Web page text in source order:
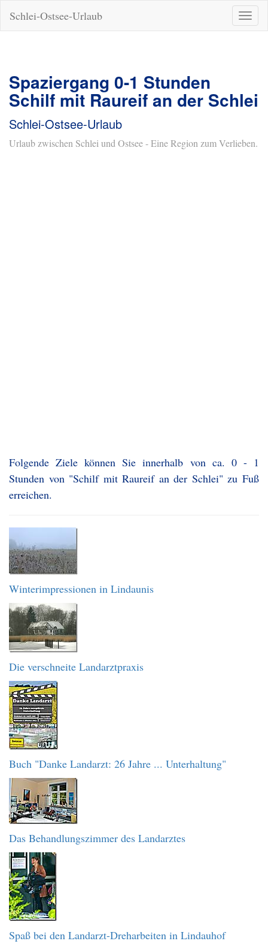
ein-/
Schlei-Ostsee-Urlaub
Spaziergang 0-1 Stunden
Schilf mit Raureif an der Schlei
Schlei-Ostsee-Urlaub
Urlaub zwischen Schlei und Ostsee - Eine Region zum Verlieben.
Folgende Ziele können Sie innerhalb von ca. 0 - 1
Stunden von "Schilf mit Raureif an der Schlei" zu Fuß
erreichen.
Winterimpressionen in Lindaunis
Die verschneite Landarztpraxis
Buch "Danke Landarzt: 26 Jahre ... Unterhaltung"
Das Behandlungszimmer des Landarztes
Spaß bei den Landarzt-Dreharbeiten in Lindauhof